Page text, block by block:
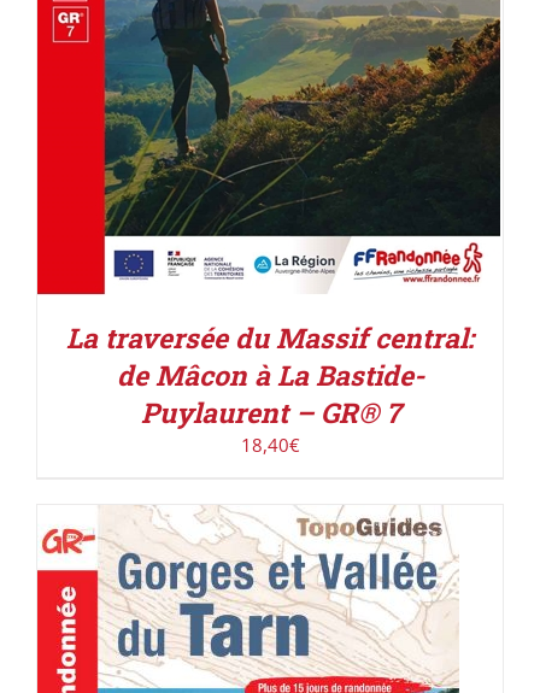
La traversée du Massif central:
de Mâcon à La Bastide-
Puylaurent – GR® 7
18,40€